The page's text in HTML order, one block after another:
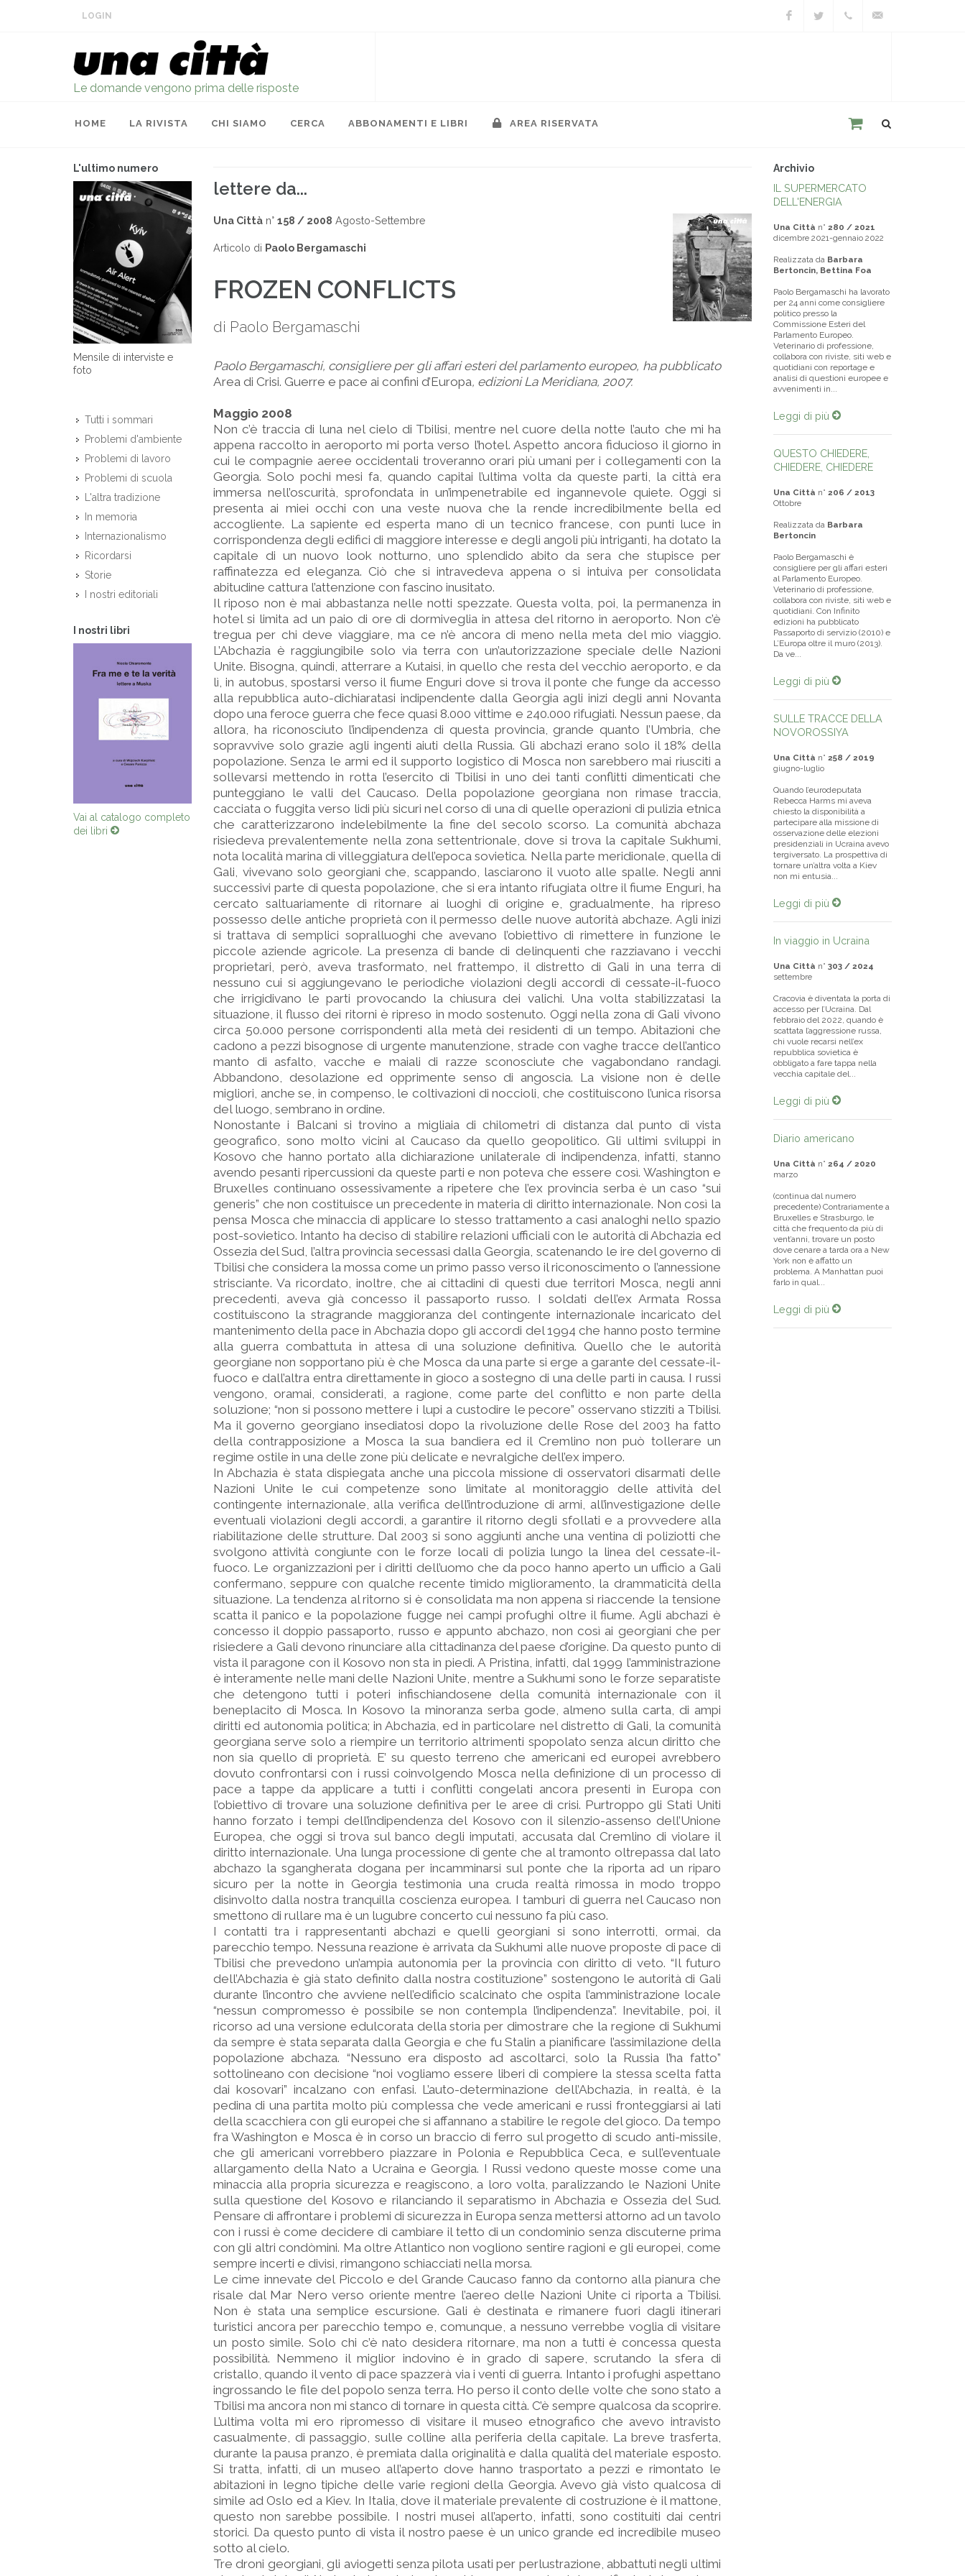
LOGIN
Le domande vengono prima delle risposte
HOME LA RIVISTA CHI SIAMO CERCA ABBONAMENTI E LIBRI AREA RISERVATA
L'ultimo numero
Mensile di interviste e
foto
Tutti i sommari
Problemi d'ambiente
Problemi di lavoro
Problemi di scuola
L'altra tradizione
In memoria
Internazionalismo
Ricordarsi
Storie
I nostri editoriali
I nostri libri
Vai al catalogo completo
dei libri
lettere da...
Una Città n° 158 / 2008 Agosto-Settembre
Articolo di Paolo Bergamaschi
FROZEN CONFLICTS
di Paolo Bergamaschi
Paolo Bergamaschi, consigliere per gli affari esteri del parlamento europeo, ha pubblicato
Area di Crisi. Guerre e pace ai confini d’Europa, edizioni La Meridiana, 2007.
Maggio 2008
Non c’è traccia di luna nel cielo di Tbilisi, mentre nel cuore della notte l’auto che mi ha
appena raccolto in aeroporto mi porta verso l’hotel. Aspetto ancora fiducioso il giorno in
cui le compagnie aeree occidentali troveranno orari più umani per i collegamenti con la
Georgia. Solo pochi mesi fa, quando capitai l’ultima volta da queste parti, la città era
immersa nell’oscurità, sprofondata in un’impenetrabile ed ingannevole quiete. Oggi si
presenta ai miei occhi con una veste nuova che la rende incredibilmente bella ed
accogliente. La sapiente ed esperta mano di un tecnico francese, con punti luce in
corrispondenza degli edifici di maggiore interesse e degli angoli più intriganti, ha dotato la
capitale di un nuovo look notturno, uno splendido abito da sera che stupisce per
raffinatezza ed eleganza. Ciò che si intravedeva appena o si intuiva per consolidata
abitudine cattura l’attenzione con fascino inusitato.
Il riposo non è mai abbastanza nelle notti spezzate. Questa volta, poi, la permanenza in
hotel si limita ad un paio di ore di dormiveglia in attesa del ritorno in aeroporto. Non c’è
tregua per chi deve viaggiare, ma ce n’è ancora di meno nella meta del mio viaggio.
L’Abchazia è raggiungibile solo via terra con un’autorizzazione speciale delle Nazioni
Unite. Bisogna, quindi, atterrare a Kutaisi, in quello che resta del vecchio aeroporto, e da
lì, in autobus, spostarsi verso il fiume Enguri dove si trova il ponte che funge da accesso
alla repubblica auto-dichiaratasi indipendente dalla Georgia agli inizi degli anni Novanta
dopo una feroce guerra che fece quasi 8.000 vittime e 240.000 rifugiati. Nessun paese, da
allora, ha riconosciuto l’indipendenza di questa provincia, grande quanto l’Umbria, che
sopravvive solo grazie agli ingenti aiuti della Russia. Gli abchazi erano solo il 18% della
popolazione. Senza le armi ed il supporto logistico di Mosca non sarebbero mai riusciti a
sollevarsi mettendo in rotta l’esercito di Tbilisi in uno dei tanti conflitti dimenticati che
punteggiano le valli del Caucaso. Della popolazione georgiana non rimase traccia,
cacciata o fuggita verso lidi più sicuri nel corso di una di quelle operazioni di pulizia etnica
che caratterizzarono indelebilmente la fine del secolo scorso. La comunità abchaza
risiedeva prevalentemente nella zona settentrionale, dove si trova la capitale Sukhumi,
nota località marina di villeggiatura dell’epoca sovietica. Nella parte meridionale, quella di
Gali, vivevano solo georgiani che, scappando, lasciarono il vuoto alle spalle. Negli anni
successivi parte di questa popolazione, che si era intanto rifugiata oltre il fiume Enguri, ha
cercato saltuariamente di ritornare ai luoghi di origine e, gradualmente, ha ripreso
possesso delle antiche proprietà con il permesso delle nuove autorità abchaze. Agli inizi
si trattava di semplici sopralluoghi che avevano l’obiettivo di rimettere in funzione le
piccole aziende agricole. La presenza di bande di delinquenti che razziavano i vecchi
proprietari, però, aveva trasformato, nel frattempo, il distretto di Gali in una terra di
nessuno cui si aggiungevano le periodiche violazioni degli accordi di cessate-il-fuoco
che irrigidivano le parti provocando la chiusura dei valichi. Una volta stabilizzatasi la
situazione, il flusso dei ritorni è ripreso in modo sostenuto. Oggi nella zona di Gali vivono
circa 50.000 persone corrispondenti alla metà dei residenti di un tempo. Abitazioni che
cadono a pezzi bisognose di urgente manutenzione, strade con vaghe tracce dell’antico
manto di asfalto, vacche e maiali di razze sconosciute che vagabondano randagi.
Abbandono, desolazione ed opprimente senso di angoscia. La visione non è delle
migliori, anche se, in compenso, le coltivazioni di noccioli, che costituiscono l’unica risorsa
del luogo, sembrano in ordine.
Nonostante i Balcani si trovino a migliaia di chilometri di distanza dal punto di vista
geografico, sono molto vicini al Caucaso da quello geopolitico. Gli ultimi sviluppi in
Kosovo che hanno portato alla dichiarazione unilaterale di indipendenza, infatti, stanno
avendo pesanti ripercussioni da queste parti e non poteva che essere così. Washington e
Bruxelles continuano ossessivamente a ripetere che l’ex provincia serba è un caso “sui
generis” che non costituisce un precedente in materia di diritto internazionale. Non così la
pensa Mosca che minaccia di applicare lo stesso trattamento a casi analoghi nello spazio
post-sovietico. Intanto ha deciso di stabilire relazioni ufficiali con le autorità di Abchazia ed
Ossezia del Sud, l’altra provincia secessasi dalla Georgia, scatenando le ire del governo di
Tbilisi che considera la mossa come un primo passo verso il riconoscimento o l’annessione
strisciante. Va ricordato, inoltre, che ai cittadini di questi due territori Mosca, negli anni
precedenti, aveva già concesso il passaporto russo. I soldati dell’ex Armata Rossa
costituiscono la stragrande maggioranza del contingente internazionale incaricato del
mantenimento della pace in Abchazia dopo gli accordi del 1994 che hanno posto termine
alla guerra combattuta in attesa di una soluzione definitiva. Quello che le autorità
georgiane non sopportano più è che Mosca da una parte si erge a garante del cessate-il-
fuoco e dall’altra entra direttamente in gioco a sostegno di una delle parti in causa. I russi
vengono, oramai, considerati, a ragione, come parte del conflitto e non parte della
soluzione; “non si possono mettere i lupi a custodire le pecore” osservano stizziti a Tbilisi.
Ma il governo georgiano insediatosi dopo la rivoluzione delle Rose del 2003 ha fatto
della contrapposizione a Mosca la sua bandiera ed il Cremlino non può tollerare un
regime ostile in una delle zone più delicate e nevralgiche dell’ex impero.
In Abchazia è stata dispiegata anche una piccola missione di osservatori disarmati delle
Nazioni Unite le cui competenze sono limitate al monitoraggio delle attività del
contingente internazionale, alla verifica dell’introduzione di armi, all’investigazione delle
eventuali violazioni degli accordi, a garantire il ritorno degli sfollati e a provvedere alla
riabilitazione delle strutture. Dal 2003 si sono aggiunti anche una ventina di poliziotti che
svolgono attività congiunte con le forze locali di polizia lungo la linea del cessate-il-
fuoco. Le organizzazioni per i diritti dell’uomo che da poco hanno aperto un ufficio a Gali
confermano, seppure con qualche recente timido miglioramento, la drammaticità della
situazione. La tendenza al ritorno si è consolidata ma non appena si riaccende la tensione
scatta il panico e la popolazione fugge nei campi profughi oltre il fiume. Agli abchazi è
concesso il doppio passaporto, russo e appunto abchazo, non così ai georgiani che per
risiedere a Gali devono rinunciare alla cittadinanza del paese d’origine. Da questo punto di
vista il paragone con il Kosovo non sta in piedi. A Pristina, infatti, dal 1999 l’amministrazione
è interamente nelle mani delle Nazioni Unite, mentre a Sukhumi sono le forze separatiste
che detengono tutti i poteri infischiandosene della comunità internazionale con il
beneplacito di Mosca. In Kosovo la minoranza serba gode, almeno sulla carta, di ampi
diritti ed autonomia politica; in Abchazia, ed in particolare nel distretto di Gali, la comunità
georgiana serve solo a riempire un territorio altrimenti spopolato senza alcun diritto che
non sia quello di proprietà. E’ su questo terreno che americani ed europei avrebbero
dovuto confrontarsi con i russi coinvolgendo Mosca nella definizione di un processo di
pace a tappe da applicare a tutti i conflitti congelati ancora presenti in Europa con
l’obiettivo di trovare una soluzione definitiva per le aree di crisi. Purtroppo gli Stati Uniti
hanno forzato i tempi dell’indipendenza del Kosovo con il silenzio-assenso dell’Unione
Europea, che oggi si trova sul banco degli imputati, accusata dal Cremlino di violare il
diritto internazionale. Una lunga processione di gente che al tramonto oltrepassa dal lato
abchazo la sgangherata dogana per incamminarsi sul ponte che la riporta ad un riparo
sicuro per la notte in Georgia testimonia una cruda realtà rimossa in modo troppo
disinvolto dalla nostra tranquilla coscienza europea. I tamburi di guerra nel Caucaso non
smettono di rullare ma è un lugubre concerto cui nessuno fa più caso.
I contatti tra i rappresentanti abchazi e quelli georgiani si sono interrotti, ormai, da
parecchio tempo. Nessuna reazione è arrivata da Sukhumi alle nuove proposte di pace di
Tbilisi che prevedono un’ampia autonomia per la provincia con diritto di veto. “Il futuro
dell’Abchazia è già stato definito dalla nostra costituzione” sostengono le autorità di Gali
durante l’incontro che avviene nell’edificio scalcinato che ospita l’amministrazione locale
“nessun compromesso è possibile se non contempla l’indipendenza”. Inevitabile, poi, il
ricorso ad una versione edulcorata della storia per dimostrare che la regione di Sukhumi
da sempre è stata separata dalla Georgia e che fu Stalin a pianificare l’assimilazione della
popolazione abchaza. “Nessuno era disposto ad ascoltarci, solo la Russia l’ha fatto”
sottolineano con decisione “noi vogliamo essere liberi di compiere la stessa scelta fatta
dai kosovari” incalzano con enfasi. L’auto-determinazione dell’Abchazia, in realtà, è la
pedina di una partita molto più complessa che vede americani e russi fronteggiarsi ai lati
della scacchiera con gli europei che si affannano a stabilire le regole del gioco. Da tempo
fra Washington e Mosca è in corso un braccio di ferro sul progetto di scudo anti-missile,
che gli americani vorrebbero piazzare in Polonia e Repubblica Ceca, e sull’eventuale
allargamento della Nato a Ucraina e Georgia. I Russi vedono queste mosse come una
minaccia alla propria sicurezza e reagiscono, a loro volta, paralizzando le Nazioni Unite
sulla questione del Kosovo e rilanciando il separatismo in Abchazia e Ossezia del Sud.
Pensare di affrontare i problemi di sicurezza in Europa senza mettersi attorno ad un tavolo
con i russi è come decidere di cambiare il tetto di un condominio senza discuterne prima
con gli altri condòmini. Ma oltre Atlantico non vogliono sentire ragioni e gli europei, come
sempre incerti e divisi, rimangono schiacciati nella morsa.
Le cime innevate del Piccolo e del Grande Caucaso fanno da contorno alla pianura che
risale dal Mar Nero verso oriente mentre l’aereo delle Nazioni Unite ci riporta a Tbilisi.
Non è stata una semplice escursione. Gali è destinata e rimanere fuori dagli itinerari
turistici ancora per parecchio tempo e, comunque, a nessuno verrebbe voglia di visitare
un posto simile. Solo chi c’è nato desidera ritornare, ma non a tutti è concessa questa
possibilità. Nemmeno il miglior indovino è in grado di sapere, scrutando la sfera di
cristallo, quando il vento di pace spazzerà via i venti di guerra. Intanto i profughi aspettano
ingrossando le file del popolo senza terra. Ho perso il conto delle volte che sono stato a
Tbilisi ma ancora non mi stanco di tornare in questa città. C’è sempre qualcosa da scoprire.
L’ultima volta mi ero ripromesso di visitare il museo etnografico che avevo intravisto
casualmente, di passaggio, sulle colline alla periferia della capitale. La breve trasferta,
durante la pausa pranzo, è premiata dalla originalità e dalla qualità del materiale esposto.
Si tratta, infatti, di un museo all’aperto dove hanno trasportato a pezzi e rimontato le
abitazioni in legno tipiche delle varie regioni della Georgia. Avevo già visto qualcosa di
simile ad Oslo ed a Kiev. In Italia, dove il materiale prevalente di costruzione è il mattone,
questo non sarebbe possibile. I nostri musei all’aperto, infatti, sono costituiti dai centri
storici. Da questo punto di vista il nostro paese è un unico grande ed incredibile museo
sotto al cielo.
Tre droni georgiani, gli aviogetti senza pilota usati per perlustrazione, abbattuti negli ultimi
Archivio
IL SUPERMERCATO
DELL'ENERGIA
Una Città n° 280 / 2021
dicembre 2021-gennaio 2022
Realizzata da Barbara
Bertoncin, Bettina Foa
Paolo Bergamaschi ha lavorato
per 24 anni come consigliere
politico presso la
Commissione Esteri del
Parlamento Europeo.
Veterinario di professione,
collabora con riviste, siti web e
quotidiani con reportage e
analisi di questioni europee e
avvenimenti in...
Leggi di più
QUESTO CHIEDERE,
CHIEDERE, CHIEDERE
Una Città n° 206 / 2013
Ottobre
Realizzata da Barbara
Bertoncin
Paolo Bergamaschi è
consigliere per gli affari esteri
al Parlamento Europeo.
Veterinario di professione,
collabora con riviste, siti web e
quotidiani. Con Infinito
edizioni ha pubblicato
Passaporto di servizio (2010) e
L’Europa oltre il muro (2013).
Da ve...
Leggi di più
SULLE TRACCE DELLA
NOVOROSSIYA
Una Città n° 258 / 2019
giugno-luglio
Quando l’eurodeputata
Rebecca Harms mi aveva
chiesto la disponibilità a
partecipare alla missione di
osservazione delle elezioni
presidenziali in Ucraina avevo
tergiversato. La prospettiva di
tornare un’altra volta a Kiev
non mi entusia...
Leggi di più
In viaggio in Ucraina
Una Città n° 303 / 2024
settembre
Cracovia è diventata la porta di
accesso per l’Ucraina. Dal
febbraio del 2022, quando è
scattata l’aggressione russa,
chi vuole recarsi nell’ex
repubblica sovietica è
obbligato a fare tappa nella
vecchia capitale del...
Leggi di più
Diario americano
Una Città n° 264 / 2020
marzo
(continua dal numero
precedente) Contrariamente a
Bruxelles e Strasburgo, le
città che frequento da più di
vent’anni, trovare un posto
dove cenare a tarda ora a New
York non è affatto un
problema. A Manhattan puoi
farlo in qual...
Leggi di più